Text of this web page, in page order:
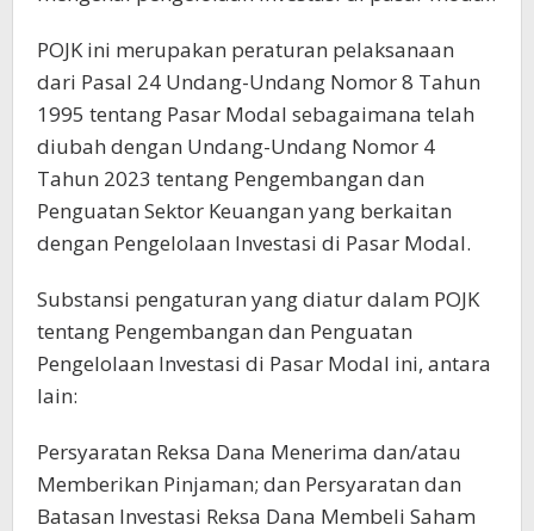
POJK ini merupakan peraturan pelaksanaan
dari Pasal 24 Undang-Undang Nomor 8 Tahun
1995 tentang Pasar Modal sebagaimana telah
diubah dengan Undang-Undang Nomor 4
Tahun 2023 tentang Pengembangan dan
Penguatan Sektor Keuangan yang berkaitan
dengan Pengelolaan Investasi di Pasar Modal.
Substansi pengaturan yang diatur dalam POJK
tentang Pengembangan dan Penguatan
Pengelolaan Investasi di Pasar Modal ini, antara
lain:
Persyaratan Reksa Dana Menerima dan/atau
Memberikan Pinjaman; dan Persyaratan dan
Batasan Investasi Reksa Dana Membeli Saham